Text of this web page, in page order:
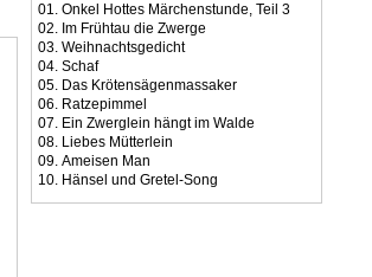
01. Onkel Hottes Märchenstunde, Teil 3
02. Im Frühtau die Zwerge
03. Weihnachtsgedicht
04. Schaf
05. Das Krötensägenmassaker
06. Ratzepimmel
07. Ein Zwerglein hängt im Walde
08. Liebes Mütterlein
09. Ameisen Man
10. Hänsel und Gretel-Song